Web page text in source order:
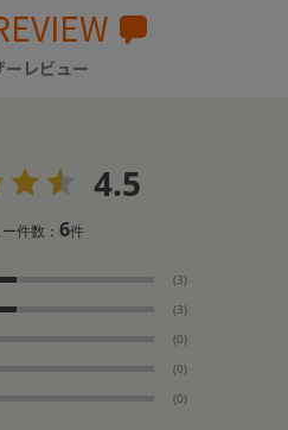
ーレビュー
4.5
ー件数：6件
(3)
(3)
(0)
(0)
(0)